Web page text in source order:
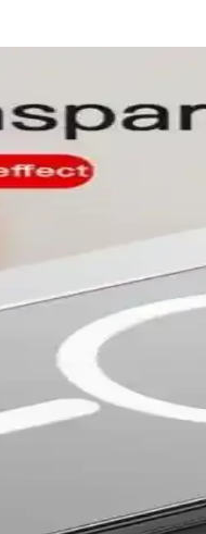
Şarj kabloları,
ve Estetik
dayanıklı ve
Kılıflar ve
derece kılıf modelleri,
Seçenekleri ve
kılıf seçenekleri,
ve Kullanıcı
sağlayan en iyi kılıf
ve Dayanıklı